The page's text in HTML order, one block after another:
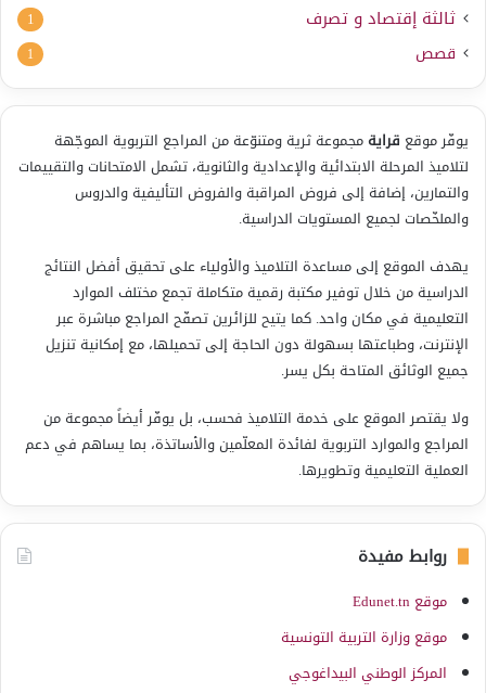
ثالثة إقتصاد و تصرف 1
قصص 1
يوفّر موقع قرايةمجموعة ثرية ومتنوّعة من المراجع التربوية الموجّهة
لتلاميذ المرحلة الابتدائية والإعدادية والثانوية، تشمل الامتحانات والتقييمات
والتمارين، إضافة إلى فروض المراقبة والفروض التأليفية والدروس
والملخّصات لجميع المستويات الدراسية.
يهدف الموقع إلى مساعدة التلاميذ والأولياء على تحقيق أفضل النتائج
الدراسية من خلال توفير مكتبة رقمية متكاملة تجمع مختلف الموارد
التعليمية في مكان واحد. كما يتيح للزائرين تصفّح المراجع مباشرة عبر
الإنترنت، وطباعتها بسهولة دون الحاجة إلى تحميلها، مع إمكانية تنزيل
جميع الوثائق المتاحة بكل يسر.
ولا يقتصر الموقع على خدمة التلاميذ فحسب، بل يوفّر أيضاً مجموعة من
المراجع والموارد التربوية لفائدة المعلّمين والأساتذة، بما يساهم في دعم
العملية التعليمية وتطويرها.
روابط مفيدة
موقع Edunet.tn
موقع وزارة التربية التونسية
المركز الوطني البيداغوجي